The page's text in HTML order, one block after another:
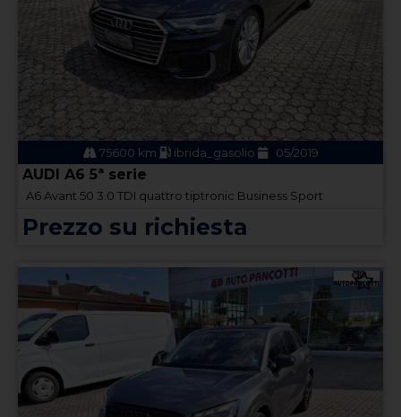
75600 km ibrida_gasolio 05/2019
AUDI A6 5ª serie
A6 Avant 50 3.0 TDI quattro tiptronic Business Sport
Prezzo su richiesta